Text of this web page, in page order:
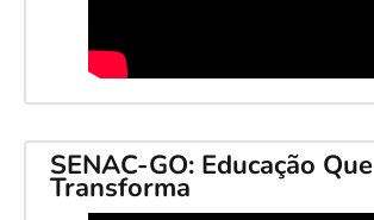
SENAC-GO: Educação Que
Transforma